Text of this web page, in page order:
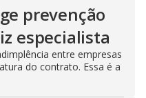
prevenção
especialista
entre empresas
do contrato. Essa é a